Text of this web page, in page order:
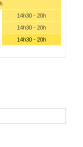
14h30 - 20h
14h30 - 20h
14h30 - 20h